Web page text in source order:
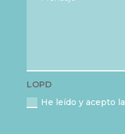
LOPD
He leído y acepto la